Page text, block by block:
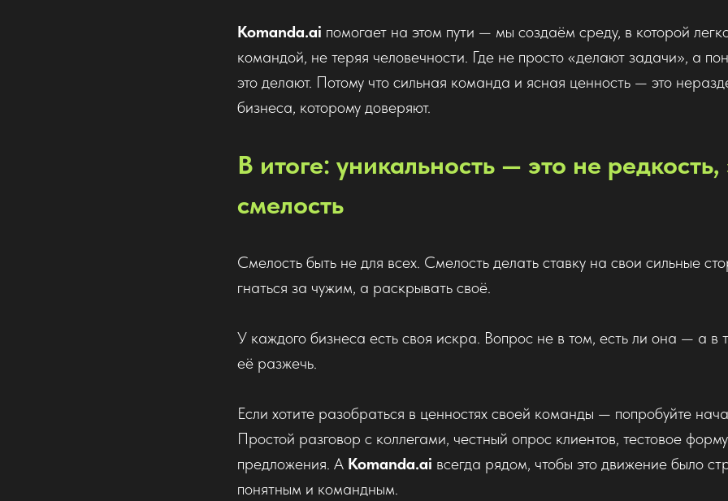
Komanda.ai помогает на этом пути — мы создаём среду, в которой
командой, не теряя человечности. Где не просто «делают задачи», а
это делают. Потому что сильная команда и ясная ценность — это
бизнеса, которому доверяют.
В итоге: уникальность — это не редкость,
смелость
Смелость быть не для всех. Смелость делать ставку на свои сильные
гнаться за чужим, а раскрывать своё.
У каждого бизнеса есть своя искра. Вопрос не в том, есть ли она — а в
её разжечь.
Если хотите разобраться в ценностях своей команды — попробуйте
Простой разговор с коллегами, честный опрос клиентов, тестовое
предложения. А Komanda.ai всегда рядом, чтобы это движение было
понятным и командным.